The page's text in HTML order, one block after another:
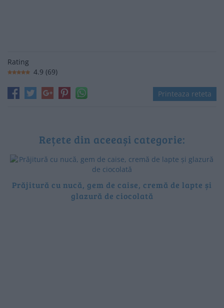
Rating
4.9 (69)
Printeaza reteta
Rețete din aceeași categorie:
Prăjitură cu nucă, gem de caise, cremă de lapte și
glazură de ciocolată